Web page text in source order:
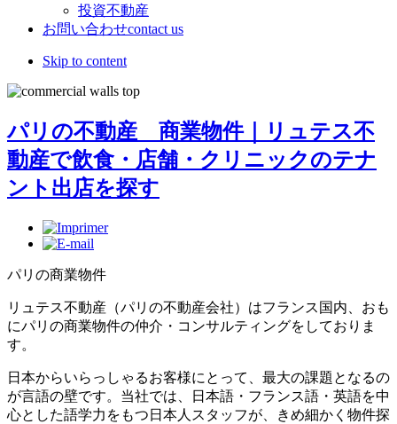
投資不動産
お問い合わせcontact us
Skip to content
パリの不動産 商業物件｜リュテス不
動産で飲食・店舗・クリニックのテナ
ント出店を探す
パリの商業物件
リュテス不動産（パリの不動産会社）はフランス国内、おも
にパリの商業物件の仲介・コンサルティングをしておりま
す。
日本からいらっしゃるお客様にとって、最大の課題となるの
が言語の壁です。当社では、日本語・フランス語・英語を中
心とした語学力をもつ日本人スタッフが、きめ細かく物件探